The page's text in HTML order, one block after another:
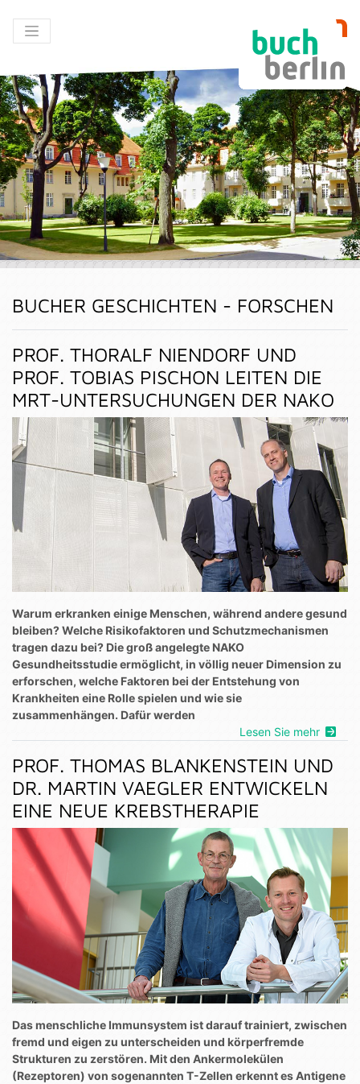
BUCHER GESCHICHTEN - FORSCHEN
PROF. THORALF NIENDORF UND
PROF. TOBIAS PISCHON LEITEN DIE
MRT-UNTERSUCHUNGEN DER NAKO
Warum erkranken einige Menschen, während andere gesund
bleiben? Welche Risikofaktoren und Schutzmechanismen
tragen dazu bei? Die groß angelegte NAKO
Gesundheitsstudie ermöglicht, in völlig neuer Dimension zu
erforschen, welche Faktoren bei der Entstehung von
Krankheiten eine Rolle spielen und wie sie
zusammenhängen. Dafür werden
Lesen Sie mehr
PROF. THOMAS BLANKENSTEIN UND
DR. MARTIN VAEGLER ENTWICKELN
EINE NEUE KREBSTHERAPIE
Das menschliche Immunsystem ist darauf trainiert, zwischen
fremd und eigen zu unterscheiden und körperfremde
Strukturen zu zerstören. Mit den Ankermolekülen
(Rezeptoren) von sogenannten T-Zellen erkennt es Antigene